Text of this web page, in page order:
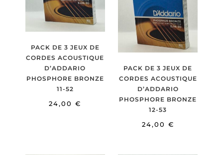
PACK DE 3 JEUX DE
CORDES ACOUSTIQUE
D’ADDARIO
PHOSPHORE BRONZE
11-52
24,00€
PACK DE 3 JEUX DE
CORDES ACOUSTIQUE
D’ADDARIO
PHOSPHORE BRONZE
12-53
24,00 €